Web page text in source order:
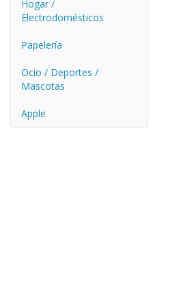
Hogar /
Electrodomésticos
Papelería
Ocio / Deportes /
Mascotas
Apple